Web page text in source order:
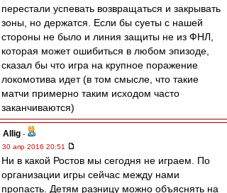
перестали успевать возвращаться и закрывать
зоны, но держатся. Если бы суеты с нашей
стороны не было и линия защиты не из ФНЛ,
которая может ошибиться в любом эпизоде,
сказал бы что игра на крупное поражение
локомотива идет (в том смысле, что такие
матчи примерно таким исходом часто
заканчиваются)
Allig -
30 апр 2016 20:51
Ни в какой Ростов мы сегодня не играем. По
организации игры сейчас между нами
пропасть. Детям разницу можно объяснять на